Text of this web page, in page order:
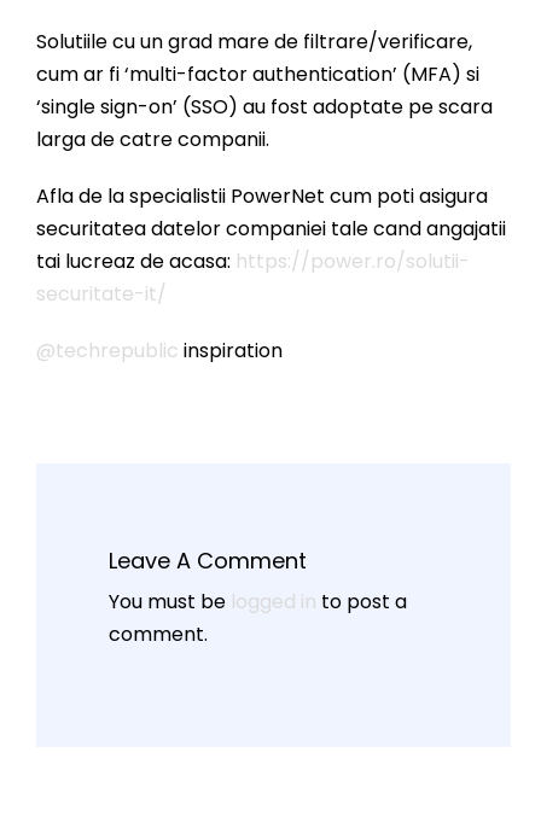
Solutiile cu un grad mare de filtrare/verificare,
cum ar fi ‘multi-factor authentication’ (MFA) si
‘single sign-on’ (SSO) au fost adoptate pe scara
larga de catre companii.
Afla de la specialistii PowerNet cum poti asigura
securitatea datelor companiei tale cand angajatii
tai lucreaz de acasa: https://power.ro/solutii-
securitate-it/
@techrepublic inspiration
Leave A Comment
You must be logged in to post a
comment.